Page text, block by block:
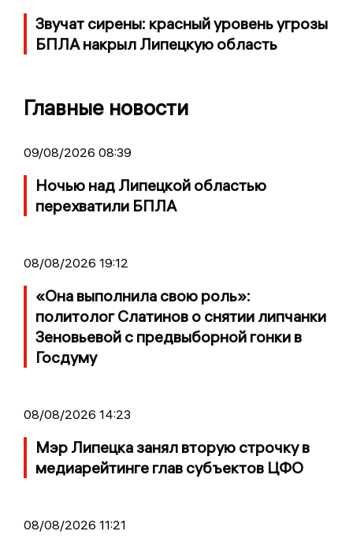
Звучат сирены: красный уровень угрозы
БПЛА накрыл Липецкую область
Главные новости
09/08/2026 08:39
Ночью над Липецкой областью
перехватили БПЛА
08/08/2026 19:12
«Она выполнила свою роль»:
политолог Слатинов о снятии липчанки
Зеновьевой с предвыборной гонки в
Госдуму
08/08/2026 14:23
Мэр Липецка занял вторую строчку в
медиарейтинге глав субъектов ЦФО
08/08/2026 11:21